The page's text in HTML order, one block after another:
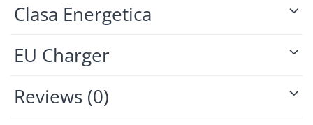
Clasa Energetica
EU Charger
Reviews (0)